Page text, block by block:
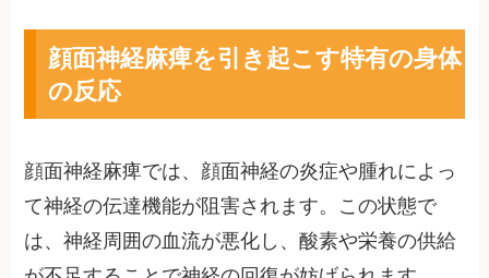
顔面神経麻痺を引き起こす特有の身体
の反応
顔面神経麻痺では、顔面神経の炎症や腫れによっ
て神経の伝達機能が阻害されます。この状態で
は、神経周囲の血流が悪化し、酸素や栄養の供給